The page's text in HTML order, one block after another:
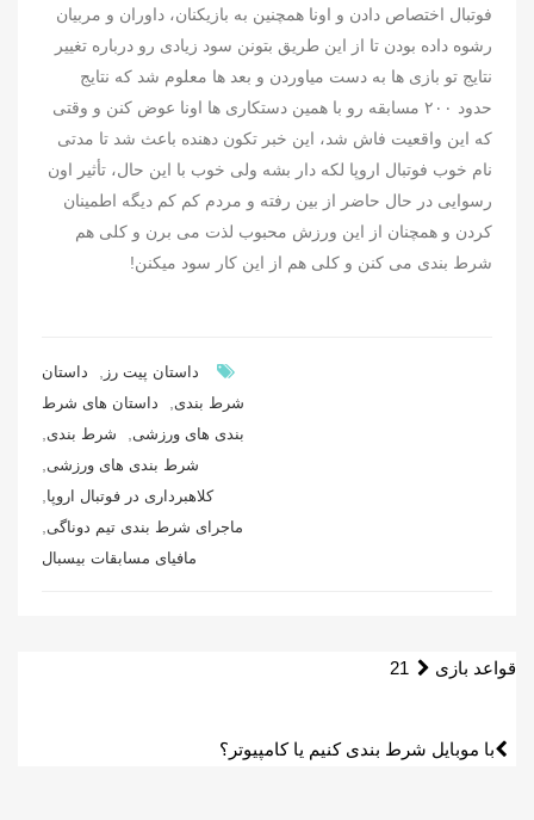
فوتبال اختصاص دادن و اونا همچنین به بازیکنان، داوران و مربیان
رشوه داده بودن تا از این طریق بتونن سود زیادی رو درباره تغییر
نتایج تو بازی ها به دست میاوردن و بعد ها معلوم شد که نتایج
حدود ۲۰۰ مسابقه رو با همین دستکاری ها اونا عوض کنن و وقتی
که این واقعیت فاش شد، این خبر تکون دهنده باعث شد تا مدتی
نام خوب فوتبال اروپا لکه دار بشه ولی خوب با این حال، تأثیر اون
رسوایی در حال حاضر از بین رفته و مردم کم کم دیگه اطمینان
کردن و همچنان از این ورزش محبوب لذت می برن و کلی هم
شرط بندی می کنن و کلی هم از این کار سود میکنن!
داستان پیت رز
داستان
شرط بندی
داستان های شرط
بندی های ورزشی
شرط بندی
شرط بندی های ورزشی
کلاهبرداری در فوتبال اروپا
ماجرای شرط بندی تیم دوناگی
مافیای مسابقات بیسبال
راهبری
قواعد بازی 21
با موبایل شرط بندی کنیم یا کامپیوتر؟